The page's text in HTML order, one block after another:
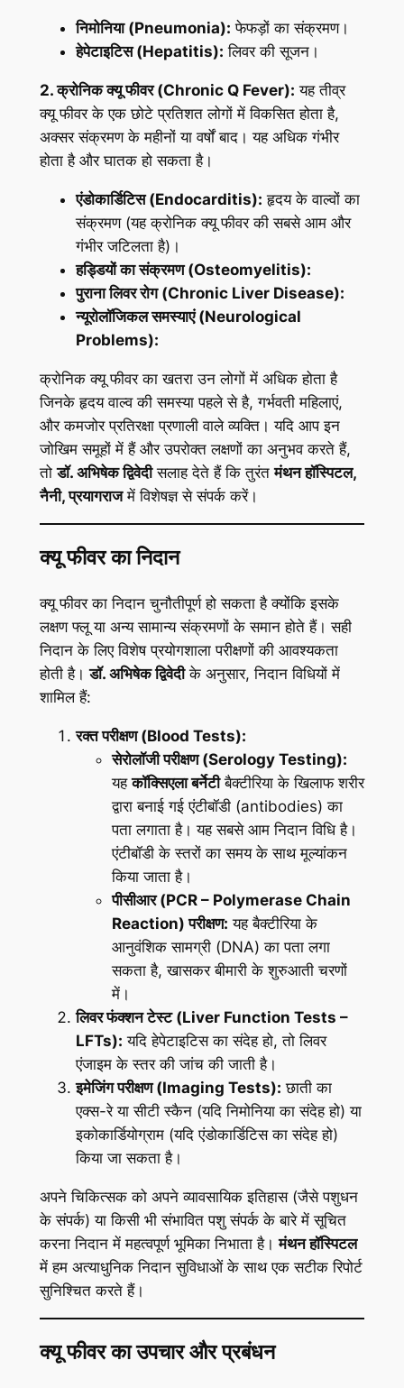
निमोनिया (Pneumonia): फेफड़ों का संक्रमण।
हेपेटाइटिस (Hepatitis): लिवर की सूजन।
2. क्रोनिक क्यू फीवर (Chronic Q Fever): यह तीव्र
क्यू फीवर के एक छोटे प्रतिशत लोगों में विकसित होता है,
अक्सर संक्रमण के महीनों या वर्षों बाद। यह अधिक गंभीर
होता है और घातक हो सकता है।
एंडोकार्डिटिस (Endocarditis): हृदय के वाल्वों का
संक्रमण (यह क्रोनिक क्यू फीवर की सबसे आम और
गंभीर जटिलता है)।
हड्डियों का संक्रमण (Osteomyelitis):
पुराना लिवर रोग (Chronic Liver Disease):
न्यूरोलॉजिकल समस्याएं (Neurological
Problems):
क्रोनिक क्यू फीवर का खतरा उन लोगों में अधिक होता है
जिनके हृदय वाल्व की समस्या पहले से है, गर्भवती महिलाएं,
और कमजोर प्रतिरक्षा प्रणाली वाले व्यक्ति। यदि आप इन
जोखिम समूहों में हैं और उपरोक्त लक्षणों का अनुभव करते हैं,
तोडॉ. अभिषेक द्विवेदीसलाह देते हैं कि तुरंतमंथन हॉस्पिटल,
नैनी, प्रयागराजमें विशेषज्ञ से संपर्क करें।
क्यू फीवर का निदान
क्यू फीवर का निदान चुनौतीपूर्ण हो सकता है क्योंकि इसके
लक्षण फ्लू या अन्य सामान्य संक्रमणों के समान होते हैं। सही
निदान के लिए विशेष प्रयोगशाला परीक्षणों की आवश्यकता
होती है।डॉ. अभिषेक द्विवेदीके अनुसार, निदान विधियों में
शामिल हैं:
रक्त परीक्षण (Blood Tests):
सेरोलॉजी परीक्षण (Serology Testing):
यहकॉक्सिएला बर्नेटीबैक्टीरिया के खिलाफ शरीर
द्वारा बनाई गई एंटीबॉडी (antibodies) का
पता लगाता है। यह सबसे आम निदान विधि है।
एंटीबॉडी के स्तरों का समय के साथ मूल्यांकन
किया जाता है।
पीसीआर (PCR – Polymerase Chain
Reaction) परीक्षण: यह बैक्टीरिया के
आनुवंशिक सामग्री (DNA) का पता लगा
सकता है, खासकर बीमारी के शुरुआती चरणों
में।
लिवर फंक्शन टेस्ट (Liver Function Tests –
LFTs): यदि हेपेटाइटिस का संदेह हो, तो लिवर
एंजाइम के स्तर की जांच की जाती है।
इमेजिंग परीक्षण (Imaging Tests): छाती का
एक्स-रे या सीटी स्कैन (यदि निमोनिया का संदेह हो) या
इकोकार्डियोग्राम (यदि एंडोकार्डिटिस का संदेह हो)
किया जा सकता है।
अपने चिकित्सक को अपने व्यावसायिक इतिहास (जैसे पशुधन
के संपर्क) या किसी भी संभावित पशु संपर्क के बारे में सूचित
करना निदान में महत्वपूर्ण भूमिका निभाता है।मंथन हॉस्पिटल
में हम अत्याधुनिक निदान सुविधाओं के साथ एक सटीक रिपोर्ट
सुनिश्चित करते हैं।
क्यू फीवर का उपचार और प्रबंधन